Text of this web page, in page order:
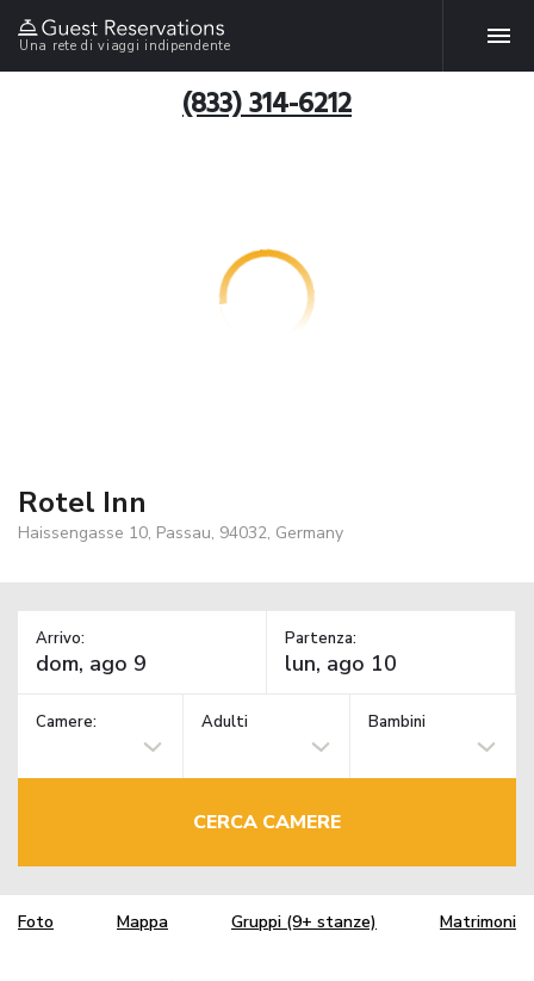
Una rete di viaggi indipendente
(833) 314-6212
Rotel Inn
Haissengasse 10, Passau, 94032, Germany
Arrivo: Partenza:
Camere: Adulti Bambini
CERCA CAMERE
Foto Mappa Gruppi (9+ stanze) Matrimoni